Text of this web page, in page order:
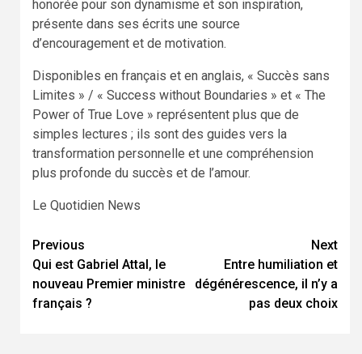
honorée pour son dynamisme et son inspiration,
présente dans ses écrits une source
d’encouragement et de motivation.
Disponibles en français et en anglais, « Succès sans
Limites » / « Success without Boundaries » et « The
Power of True Love » représentent plus que de
simples lectures ; ils sont des guides vers la
transformation personnelle et une compréhension
plus profonde du succès et de l’amour.
Le Quotidien News
Continue
Reading
Previous
Qui est Gabriel Attal, le
nouveau Premier ministre
français ?
Next
Entre humiliation et
dégénérescence, il n’y a
pas deux choix